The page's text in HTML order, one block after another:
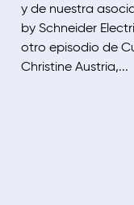
y de nuestra
by Schneider
otro episodio de
Christine Austria,...